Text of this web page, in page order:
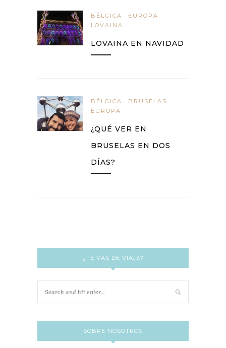
BÉLGICA
EUROPA
LOVAINA
LOVAINA EN NAVIDAD
BÉLGICA
BRUSELAS
EUROPA
¿QUÉ VER EN
BRUSELAS EN DOS
DÍAS?
¿TE VAS DE VIAJE?
SOBRE NOSOTROS